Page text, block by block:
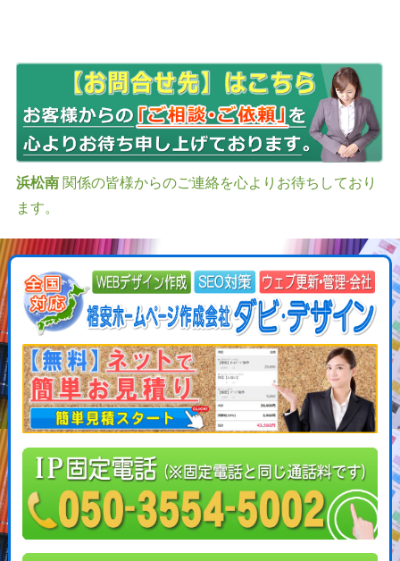
浜松南関係の皆様からのご連絡を心よりお待ちしており
ます。